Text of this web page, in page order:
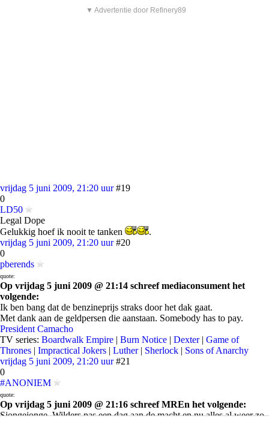
▼ Advertentie door Refinery89
vrijdag 5 juni 2009, 21:20 uur #19
0
LD50
Legal Dope
Gelukkig hoef ik nooit te tanken
.
vrijdag 5 juni 2009, 21:20 uur #20
0
pberends
quote:
Op vrijdag 5 juni 2009 @ 21:14 schreef mediaconsument het
volgende:
Ik ben bang dat de benzineprijs straks door het dak gaat.
Met dank aan de geldpersen die aanstaan. Somebody has to pay.
President Camacho
TV series: Boardwalk Empire | Burn Notice | Dexter| Game of
Thrones | Impractical Jokers | Luther| Sherlock | Sons of Anarchy
vrijdag 5 juni 2009, 21:20 uur #21
0
#ANONIEM
quote:
Op vrijdag 5 juni 2009 @ 21:16 schreef MREn het volgende:
Sjongejonge, Wilders pas een dag aan de macht en nu alles al weer zo